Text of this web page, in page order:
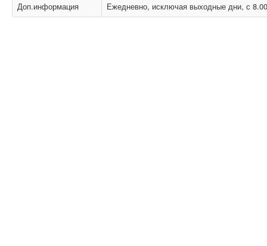
Доп.информация
Ежедневно, исключая выходные дни, с